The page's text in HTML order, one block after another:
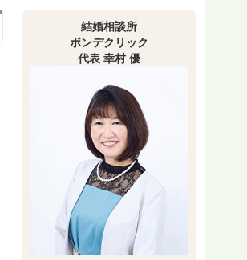
結婚相談所
ボンデクリック
代表 幸村 優